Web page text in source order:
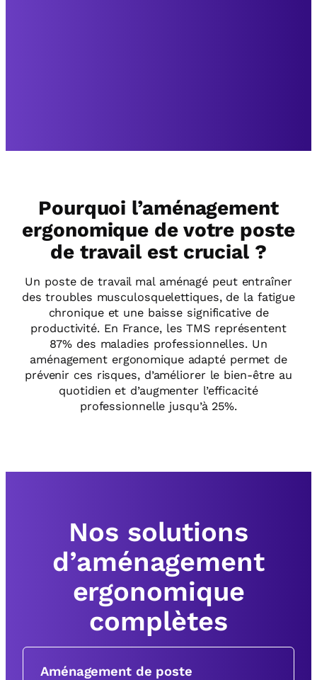
Pourquoi l’aménagement
ergonomique de votre poste
de travail est crucial ?
Un poste de travail mal aménagé peut entraîner
des troubles musculosquelettiques, de la fatigue
chronique et une baisse significative de
productivité. En France, les TMS représentent
87% des maladies professionnelles. Un
aménagement ergonomique adapté permet de
prévenir ces risques, d’améliorer le bien-être au
quotidien et d’augmenter l’efficacité
professionnelle jusqu’à 25%.
Nos solutions
d’aménagement
ergonomique
complètes
Aménagement de poste